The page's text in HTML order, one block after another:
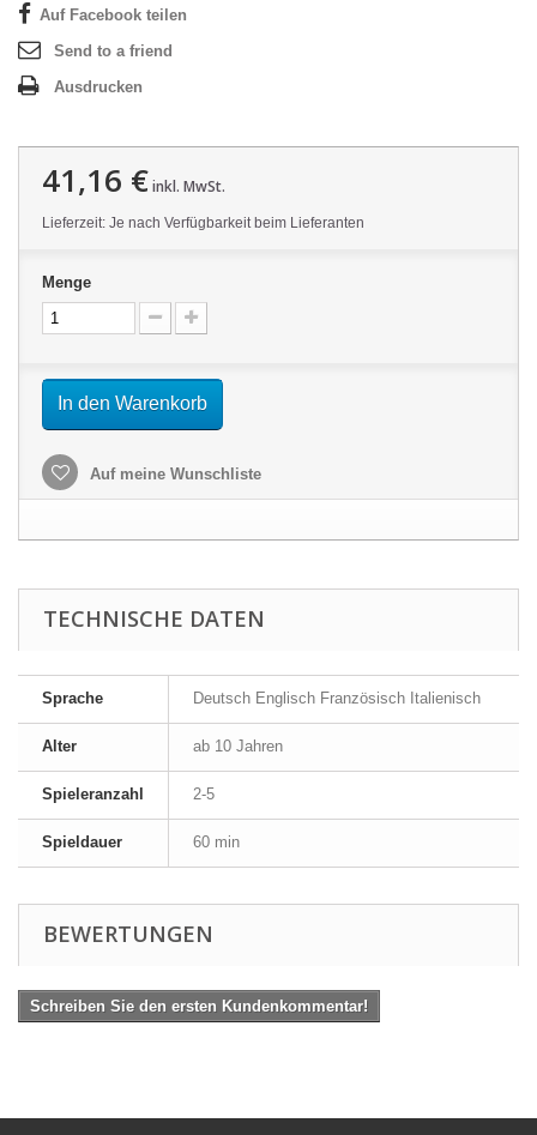
Auf Facebook teilen
Send to a friend
Ausdrucken
41,16 €inkl. MwSt.
Lieferzeit: Je nach Verfügbarkeit beim Lieferanten
Menge
In den Warenkorb
Auf meine Wunschliste
TECHNISCHE DATEN
Sprache Deutsch Englisch Französisch Italienisch
Alter ab 10 Jahren
Spieleranzahl 2-5
Spieldauer 60 min
BEWERTUNGEN
Schreiben Sie den ersten Kundenkommentar!